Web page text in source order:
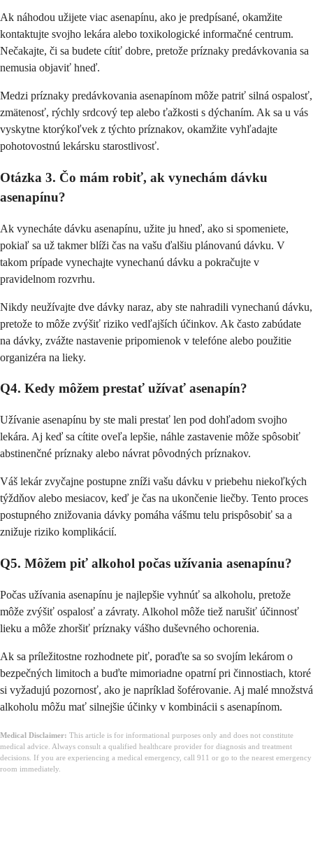
Ak náhodou užijete viac asenapínu, ako je predpísané, okamžite
kontaktujte svojho lekára alebo toxikologické informačné centrum.
Nečakajte, či sa budete cítiť dobre, pretože príznaky predávkovania sa
nemusia objaviť hneď.
Medzi príznaky predávkovania asenapínom môže patriť silná ospalosť,
zmätenosť, rýchly srdcový tep alebo ťažkosti s dýchaním. Ak sa u vás
vyskytne ktorýkoľvek z týchto príznakov, okamžite vyhľadajte
pohotovostnú lekársku starostlivosť.
Otázka 3. Čo mám robiť, ak vynechám dávku
asenapínu?
Ak vynecháte dávku asenapínu, užite ju hneď, ako si spomeniete,
pokiaľ sa už takmer blíži čas na vašu ďalšiu plánovanú dávku. V
takom prípade vynechajte vynechanú dávku a pokračujte v
pravidelnom rozvrhu.
Nikdy neužívajte dve dávky naraz, aby ste nahradili vynechanú dávku,
pretože to môže zvýšiť riziko vedľajších účinkov. Ak často zabúdate
na dávky, zvážte nastavenie pripomienok v telefóne alebo použitie
organizéra na lieky.
Q4. Kedy môžem prestať užívať asenapín?
Užívanie asenapínu by ste mali prestať len pod dohľadom svojho
lekára. Aj keď sa cítite oveľa lepšie, náhle zastavenie môže spôsobiť
abstinenčné príznaky alebo návrat pôvodných príznakov.
Váš lekár zvyčajne postupne zníži vašu dávku v priebehu niekoľkých
týždňov alebo mesiacov, keď je čas na ukončenie liečby. Tento proces
postupného znižovania dávky pomáha vášmu telu prispôsobiť sa a
znižuje riziko komplikácií.
Q5. Môžem piť alkohol počas užívania asenapínu?
Počas užívania asenapínu je najlepšie vyhnúť sa alkoholu, pretože
môže zvýšiť ospalosť a závraty. Alkohol môže tiež narušiť účinnosť
lieku a môže zhoršiť príznaky vášho duševného ochorenia.
Ak sa príležitostne rozhodnete piť, poraďte sa so svojím lekárom o
bezpečných limitoch a buďte mimoriadne opatrní pri činnostiach, ktoré
si vyžadujú pozornosť, ako je napríklad šoférovanie. Aj malé množstvá
alkoholu môžu mať silnejšie účinky v kombinácii s asenapínom.
Medical Disclaimer: This article is for informational purposes only and does not constitute
medical advice. Always consult a qualified healthcare provider for diagnosis and treatment
decisions. If you are experiencing a medical emergency, call 911 or go to the nearest emergency
room immediately.